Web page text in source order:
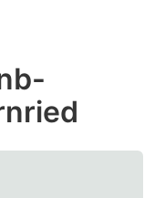
to
get
keyboard